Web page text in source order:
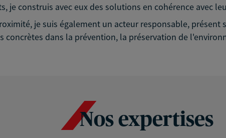
je construis avec eux des solutions en cohérence avec
je suis également un acteur responsable, présent
concrètes dans la prévention, la préservation de
Nos expertises